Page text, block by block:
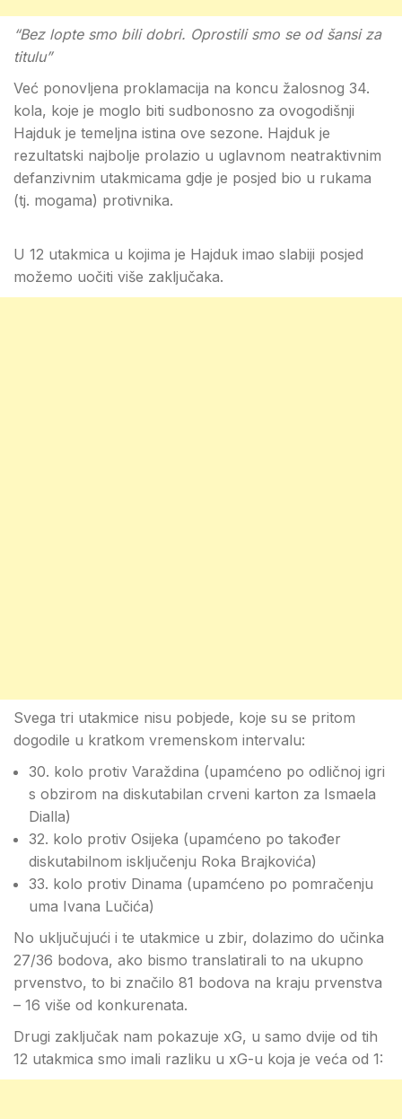
“Bez lopte smo bili dobri. Oprostili smo se od šansi za
titulu”
Već ponovljena proklamacija na koncu žalosnog 34.
kola, koje je moglo biti sudbonosno za ovogodišnji
Hajduk je temeljna istina ove sezone. Hajduk je
rezultatski najbolje prolazio u uglavnom neatraktivnim
defanzivnim utakmicama gdje je posjed bio u rukama
(tj. mogama) protivnika.
U 12 utakmica u kojima je Hajduk imao slabiji posjed
možemo uočiti više zaključaka.
Svega tri utakmice nisu pobjede, koje su se pritom
dogodile u kratkom vremenskom intervalu:
30. kolo protiv Varaždina (upamćeno po odličnoj igri
s obzirom na diskutabilan crveni karton za Ismaela
Dialla)
32. kolo protiv Osijeka (upamćeno po također
diskutabilnom isključenju Roka Brajkovića)
33. kolo protiv Dinama (upamćeno po pomračenju
uma Ivana Lučića)
No uključujući i te utakmice u zbir, dolazimo do učinka
27/36 bodova, ako bismo translatirali to na ukupno
prvenstvo, to bi značilo 81 bodova na kraju prvenstva
– 16 više od konkurenata.
Drugi zaključak nam pokazuje xG, u samo dvije od tih
12 utakmica smo imali razliku u xG-u koja je veća od 1: